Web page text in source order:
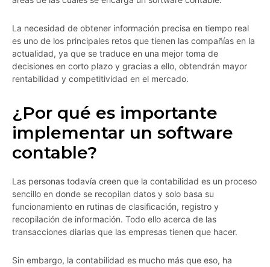
La necesidad de obtener información precisa en tiempo real
es uno de los principales retos que tienen las compañías en la
actualidad, ya que se traduce en una mejor toma de
decisiones en corto plazo y gracias a ello, obtendrán mayor
rentabilidad y competitividad en el mercado.
¿Por qué es importante
implementar un software
contable?
Las personas todavía creen que la contabilidad es un proceso
sencillo en donde se recopilan datos y solo basa su
funcionamiento en rutinas de clasificación, registro y
recopilación de información. Todo ello acerca de las
transacciones diarias que las empresas tienen que hacer.
Sin embargo, la contabilidad es mucho más que eso, ha